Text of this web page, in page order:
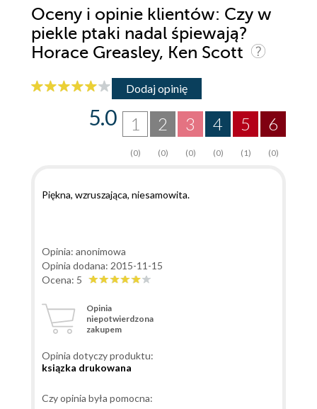
Oceny i opinie klientów: Czy w
piekle ptaki nadal śpiewają?
Horace Greasley, Ken Scott
Dodaj opinię
6
(0)
5
(1)
4
(0)
3
(0)
2
(0)
1
(0)
5.0
Piękna, wzruszająca, niesamowita.
Opinia: anonimowa
Opinia dodana: 2015-11-15
Ocena: 5
Opinia
niepotwierdzona
zakupem
Opinia dotyczy produktu:
ksiązka drukowana
Czy opinia była pomocna: